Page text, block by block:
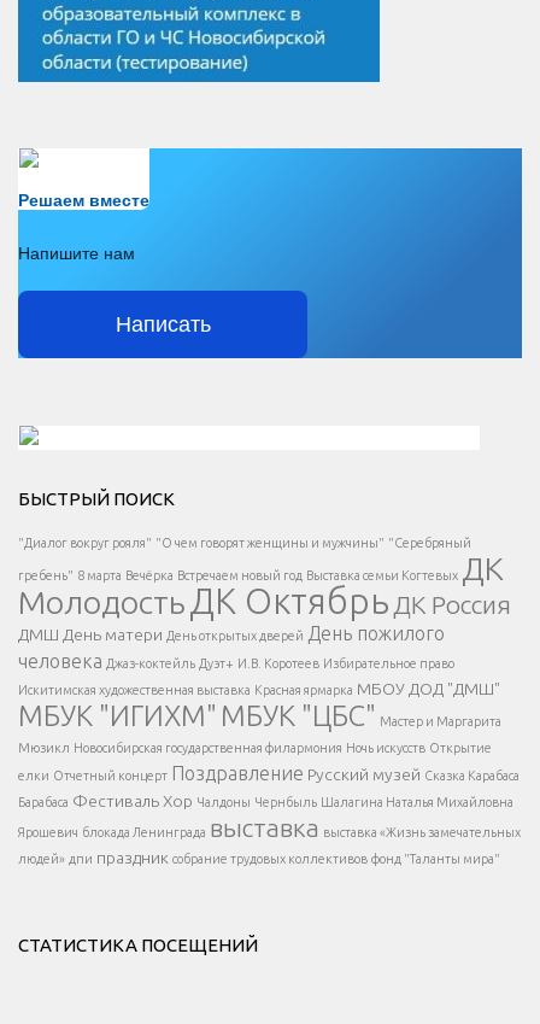
Решаем вместе
Напишите нам
Написать
Есть вопрос?
Напишите нам
</span >
Написать
</button >
</div >
</div > </div >
БЫСТРЫЙ ПОИСК
"Диалог вокруг рояля" "О чем говорят женщины и мужчины" "Серебряный
гребень" 8 марта Вечёрка Встречаем новый год Выставка семьи Когтевых ДК
МолодостьДК Октябрь ДК Россия
ДМШ День матери День открытых дверей День пожилого
человека Джаз-коктейль Дуэт+ И.В. Коротеев Избирательное право
Искитимская художественная выставка Красная ярмарка МБОУ ДОД "ДМШ"
МБУК "ИГИХМ" МБУК "ЦБС" Мастер и Маргарита
Мюзикл Новосибирская государственная филармония Ночь искусств Открытие
елки Отчетный концерт Поздравление Русский музей Сказка Карабаса
Барабаса Фестиваль Хор Чалдоны Чернбыль Шалагина Наталья Михайловна
Ярошевич блокада Ленинграда выставка выставка «Жизнь замечательных
людей» дпи праздник собрание трудовых коллективов фонд "Таланты мира"
СТАТИСТИКА ПОСЕЩЕНИЙ